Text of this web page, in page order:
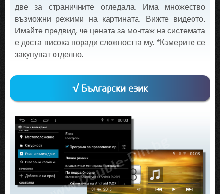
две за страничните огледала. Има множество
възможни режими на картината. Вижте видеото.
Имайте предвид, че цената за монтаж на системата
е доста висока поради сложността му. *Камерите се
закупуват отделно.
√ Български език